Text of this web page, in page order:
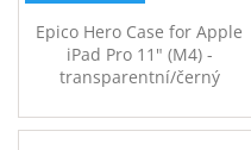
Epico Hero Case for Apple
iPad Pro 11" (M4) -
transparentní/černý